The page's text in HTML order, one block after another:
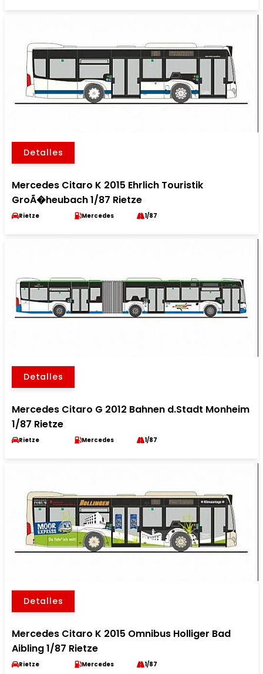
Detalles
Mercedes Citaro K 2015 Ehrlich Touristik
GroÃ�heubach 1/87 Rietze
Rietze Mercedes 1/87
Detalles
Mercedes Citaro G 2012 Bahnen d.Stadt Monheim
1/87 Rietze
Rietze Mercedes 1/87
Detalles
Mercedes Citaro K 2015 Omnibus Holliger Bad
Aibling 1/87 Rietze
Rietze Mercedes 1/87